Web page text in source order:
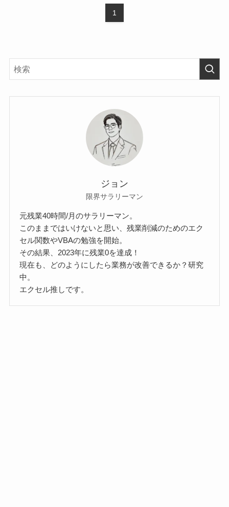
1
ジョン
限界サラリーマン
元残業40時間/月のサラリーマン。
このままではいけないと思い、残業削減のためのエク
セル関数やVBAの勉強を開始。
その結果、2023年に残業0を達成！
現在も、どのようにしたら業務が改善できるか？研究
中。
エクセル推しです。